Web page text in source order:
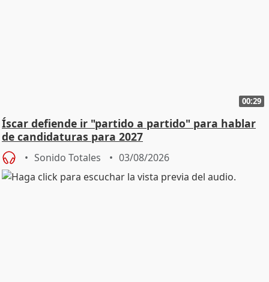
00:29
Íscar defiende ir "partido a partido" para hablar
de candidaturas para 2027
Sonido Totales 03/08/2026